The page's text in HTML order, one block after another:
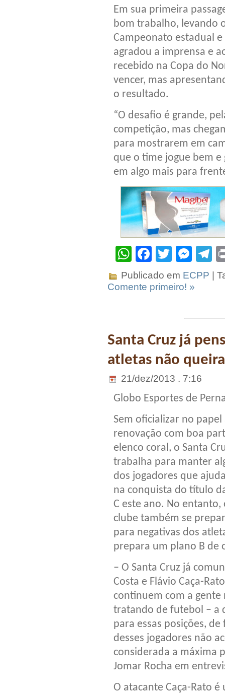
Em sua primeira
bom trabalho, levando
Campeonato estadual
agradou a imprensa e
recebido na Copa do
vencer, mas
o resultado.
“O desafio é grande,
competição, mas
para mostrarem em
que o time jogue bem e
em algo mais para
WhatsApp
Facebook
Twitter
Publicado em ECPP |
Comente primeiro! »
Santa Cruz já
atletas não
21/dez/2013 . 7:16
Globo Esportes de
Sem oficializar no papel
renovação com boa
elenco coral, o Santa
trabalha para manter
dos jogadores que
na conquista do título
C este ano. No entanto,
clube também se
para negativas dos
prepara um plano B de
– O Santa Cruz já
Costa e Flávio Caça-
continuem com a
tratando de futebol – a
para essas posições,
desses jogadores não
considerada a máxima
Jomar Rocha em
O atacante Caça-Rato